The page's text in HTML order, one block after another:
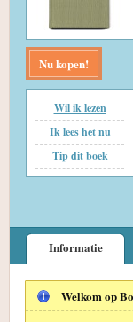
Nu kopen!
Wil ik lezen
Ik lees het nu
Tip dit boek
Informatie
Welkom op